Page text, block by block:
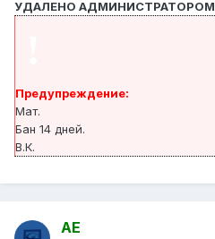
УДАЛЕНО АДМИНИСТРАТОРОМ
Предупреждение:
Мат.
Бан 14 дней.
В.К.
АЕ